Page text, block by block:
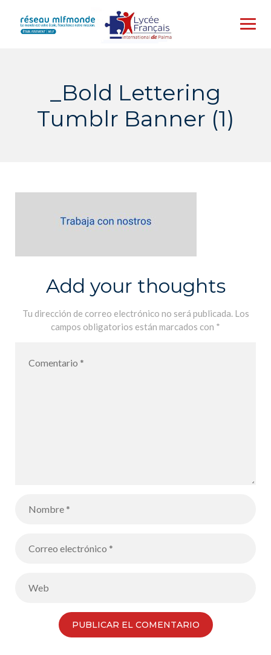
content
_Bold Lettering
Tumblr Banner (1)
Add your thoughts
Tu dirección de correo electrónico no será publicada. Los
campos obligatorios están marcados con *